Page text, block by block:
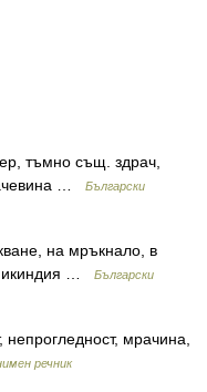
тъмно същ. здрач,
…
Български
на мръкнало, в
икиндия …
Български
мрачина,
речник